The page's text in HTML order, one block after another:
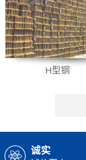
H型钢
诚实